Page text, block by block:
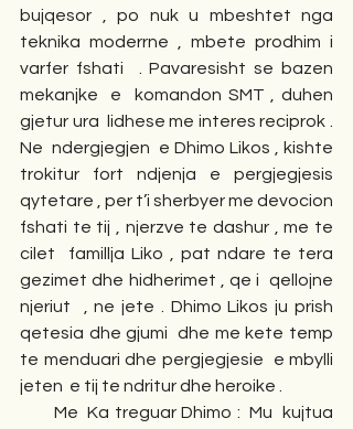
bujqesor , po nuk u mbeshtet nga
teknika moderrne , mbete prodhim i
varfer fshati  . Pavaresisht se bazen
mekanjke  e  komandon SMT , duhen
gjetur ura  lidhese me interes reciprok .
Ne  ndergjegjen  e Dhimo Likos , kishte
trokitur fort ndjenja e pergjegjesis
qytetare , per t’i sherbyer me devocion
fshati te tij , njerzve te dashur , me te
cilet  famillja Liko , pat ndare te tera
gezimet dhe hidherimet , qe i  qellojne
njeriut  , ne jete . Dhimo Likos ju prish
qetesia dhe gjumi  dhe me kete temp
te menduari dhe pergjegjesie  e mbylli
jeten  e tij te ndritur dhe heroike .